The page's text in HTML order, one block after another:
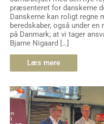
præsenteret for danskerne
Danskerne kan roligt regne
beredskaber, også under
på Danmark; at vi tager
Bjarne Nigaard […]
Læs mere